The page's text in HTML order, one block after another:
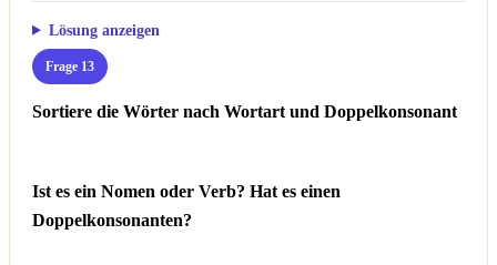
Lösung anzeigen
Frage 13
Sortiere die Wörter nach Wortart und Doppelkonsonant
Ist es ein Nomen oder Verb? Hat es einen
Doppelkonsonanten?